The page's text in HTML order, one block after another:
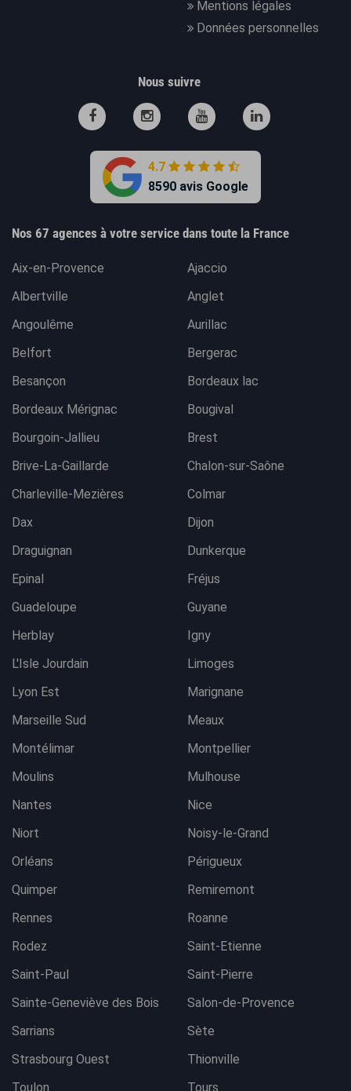
Mentions légales
Données personnelles
Nous suivre
4.7
8590 avis Google
Nos 67 agences à votre service dans toute la France
Aix-en-Provence
Ajaccio
Albertville
Anglet
Angoulême
Aurillac
Belfort
Bergerac
Besançon
Bordeaux lac
Bordeaux Mérignac
Bougival
Bourgoin-Jallieu
Brest
Brive-La-Gaillarde
Chalon-sur-Saône
Charleville-Mezières
Colmar
Dax
Dijon
Draguignan
Dunkerque
Epinal
Fréjus
Guadeloupe
Guyane
Herblay
Igny
L'Isle Jourdain
Limoges
Lyon Est
Marignane
Marseille Sud
Meaux
Montélimar
Montpellier
Moulins
Mulhouse
Nantes
Nice
Niort
Noisy-le-Grand
Orléans
Périgueux
Quimper
Remiremont
Rennes
Roanne
Rodez
Saint-Etienne
Saint-Paul
Saint-Pierre
Sainte-Geneviève des Bois
Salon-de-Provence
Sarrians
Sète
Strasbourg Ouest
Thionville
Toulon
Tours